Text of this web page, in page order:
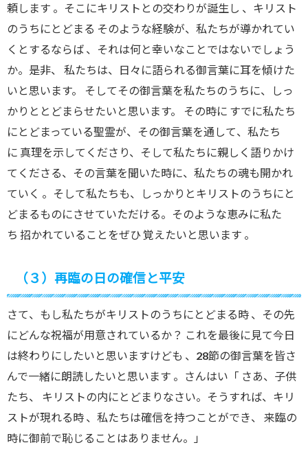
頼します 。 そこにキリストとの交わりが誕生し 、 キリスト
のうちにとどまる そのような経験が、 私たちが導かれてい
くとするならば 、
それは何と幸いなことではないでしょう
か。是非、 私たちは、
日々に語られる御言葉に耳を傾けた
いと思います。 そしてその御言葉を私たちのうちに、
しっ
かりととどまらせたいと思います。 その時に すでに私たち
にとどまっている聖霊が、 その御言葉を通して、 私たち
に 真理を示してくださり、そして私たちに親しく語りかけ
てくださる、 その言葉を聞いた時に、 私たちの魂も開かれ
ていく 。 そして私たちも、
しっかりとキリストのうちにと
どまるものにさせていただける。
そのような恵みに私た
ち 招かれていることをぜひ 覚えたいと思います 。
（３）再臨の日の確信と平安
さて、 もし私たちがキリストのうちにとどまる時 、
その先
にどんな祝福が用意されているか ？ これを最後に見て今日
は終わりにしたいと思いますけども 、28節の御言葉を皆さ
んで一緒に朗読したいと思います 。さんはい「 さあ、 子供
たち、 キリストの内にとどまりなさい。そうすれば、 キリ
ストが現れる時 、 私たちは確信を持つことができ、
来臨の
時に御前で恥じることはありません。 」